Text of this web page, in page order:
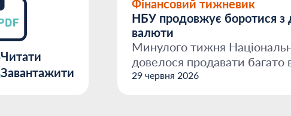
Читати
Завантажити
Фінансовий тижневик
НБУ продовжує боротися з
валюти
Минулого тижня
довелося продавати
дефіцит на ринку зал...
29 червня 2026